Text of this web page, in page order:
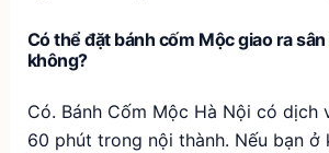
Có thể đặt bánh cốm Mộc giao ra sân
không?
Có. Bánh Cốm Mộc Hà Nội có dịch
60 phút trong nội thành. Nếu bạn ở